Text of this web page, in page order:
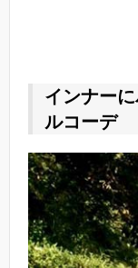
インナー
ルコーデ